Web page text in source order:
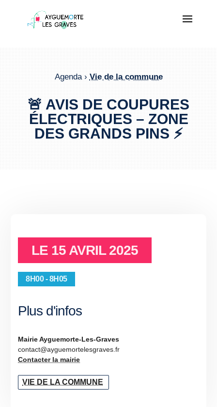
Agenda ›Vie de la commune
🚨 AVIS DE COUPURES
ÉLECTRIQUES – ZONE
DES GRANDS PINS ⚡
LE 15 AVRIL 2025
8H00 - 8H05
Plus d'infos
Mairie Ayguemorte-Les-Graves
contact@ayguemortelesgraves.fr
Contacter la mairie
VIE DE LA COMMUNE